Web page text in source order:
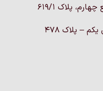
پلاک 619/1
– پلاک ۴۷۸